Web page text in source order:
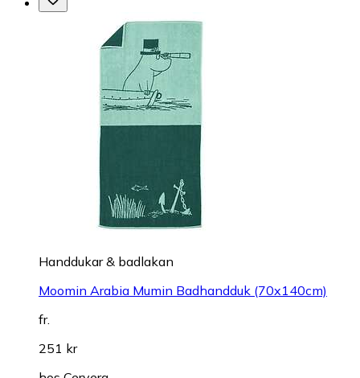
Handdukar & badlakan
Moomin Arabia Mumin Badhandduk (70x140cm)
fr.
251 kr